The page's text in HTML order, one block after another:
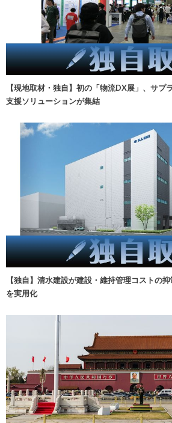
【現地取材・独自】初の「物流DX展」、サプ
支援ソリューションが集結
【独自】清水建設が建設・維持管理コストの
を実用化